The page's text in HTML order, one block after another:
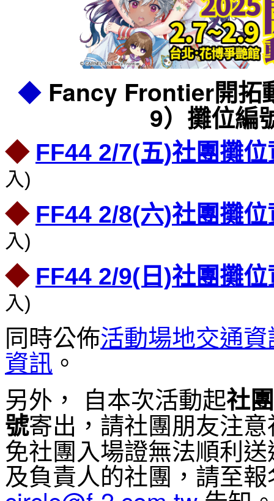
◆ Fancy Frontier開拓
9）攤位編
◆ FF44 2/7(五)社團攤
入)
◆ FF44 2/8(六)社團攤
入)
◆ FF44 2/9(日)社團攤
入)
同時公佈活動場地交通資
資訊 。
另外， 自本次活動起社
號寄出，請社團朋友注
免社團入場證無法順利
及負責人的社團，請至